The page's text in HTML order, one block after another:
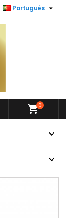
Português 
shopping_cart0